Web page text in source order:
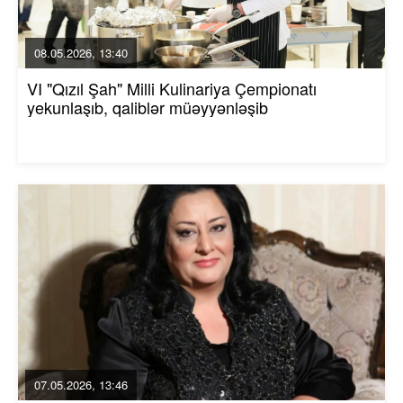
08.05.2026, 13:40
VI "Qızıl Şah" Milli Kulinariya Çempionatı
yekunlaşıb, qaliblər müəyyənləşib
07.05.2026, 13:46